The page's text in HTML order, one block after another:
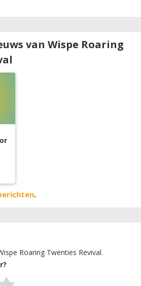
van Wispe Roaring
.
Roaring Twenties Revival.